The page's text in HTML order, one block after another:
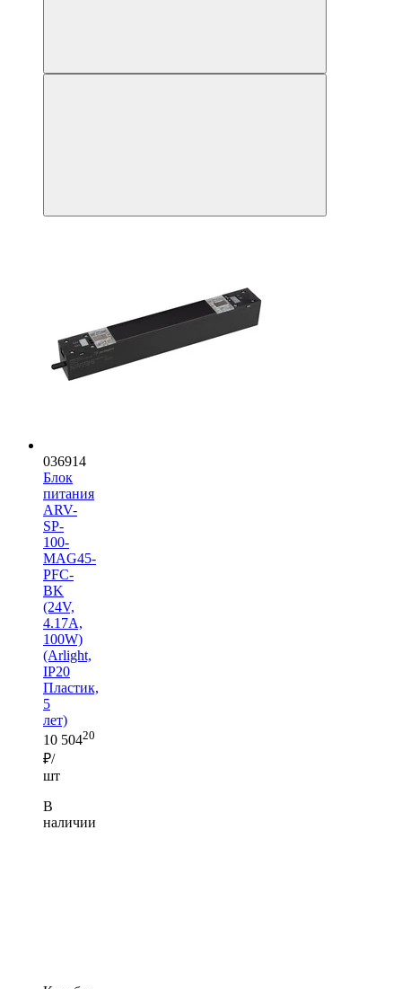
036914
Блок
питания
ARV-
SP-
100-
MAG45-
PFC-
BK
(24V,
4.17A,
100W)
(Arlight,
IP20
Пластик,
5
лет)
10 50420
₽/
шт
В
наличии